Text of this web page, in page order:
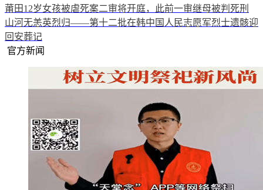
莆田12岁女孩被虐死案二审将开庭，此前一审继母被判死刑
山河无恙英烈归——第十二批在韩中国人民志愿军烈士遗骸迎
回安葬记
官方新闻